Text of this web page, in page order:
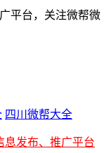
平台，关注微帮微
四川微帮大全
息发布、推广平台